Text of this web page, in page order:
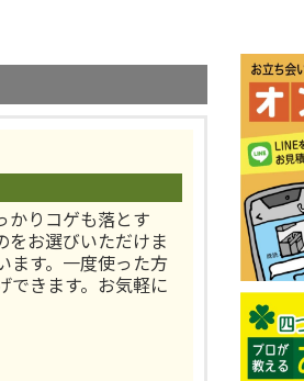
かりコゲも落とす
をお選びいただけま
ます。一度使った方
できます。お気軽に